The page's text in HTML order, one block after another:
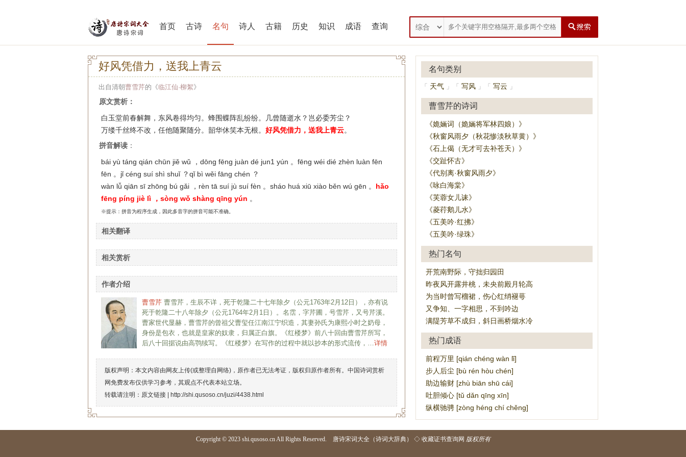
首页 古诗 名句 诗人 古籍 历史 知识 成语 查询
好风凭借力，送我上青云
出自清朝曹雪芹的《临江仙·柳絮》
原文赏析：
白玉堂前春解舞，东风卷得均匀。蜂围蝶阵乱纷纷。几曾随逝水？岂必委芳尘？
万缕千丝终不改，任他随聚随分。韶华休笑本无根。 好风凭借力，送我上青云。
拼音解读 ：
bái yù táng qián chūn jiě wǔ ，dōng fēng juàn dé jun1 yún 。fēng wéi dié zhèn luàn fēn
fēn 。jǐ céng suí shì shuǐ ？qǐ bì wěi fāng chén ？
wàn lǚ qiān sī zhōng bú gǎi ，rèn tā suí jù suí fèn 。sháo huá xiū xiào běn wú gēn 。 hǎo
fēng píng jiè lì ，sòng wǒ shàng qīng yún 。
※提示：拼音为程序生成，因此多音字的拼音可能不准确。
相关翻译
相关赏析
作者介绍
曹雪芹 曹雪芹，生辰不详，死于乾隆二十七年除夕（公元1763年2月12日），亦有说
死于乾隆二十八年除夕（公元1764年2月1日）。名霑，字芹圃，号雪芹，又号芹溪。
曹家世代显赫，曹雪芹的曾祖父曹玺任江南江宁织造，其妻孙氏为康熙小时之奶母，
身份是包衣，也就是皇家的奴隶，归属正白旗。《红楼梦》前八十回由曹雪芹所写，
后八十回据说由高鹗续写。《红楼梦》在写作的过程中就以抄本的形式流传，…详情
版权声明：本文内容由网友上传(或整理自网络)，原作者已无法考证，版权归原作者所有。中国诗词赏析
网免费发布仅供学习参考，其观点不代表本站立场。
转载请注明：原文链接 |
http://shi.qusoso.cn/juzi/4438.html
名句类别
「 天气 」 「 写风 」 「 写云 」
曹雪芹的诗词
《姽婳词（姽婳将军林四娘）》
《秋窗风雨夕（秋花惨淡秋草黄）》
《石上偈（无才可去补苍天）》
《交趾怀古》
《代别离·秋窗风雨夕》
《咏白海棠》
《芙蓉女儿诔》
《菱荇鹅儿水》
《五美吟·红拂》
《五美吟·绿珠》
热门名句
开荒南野际，守拙归园田
昨夜风开露井桃，未央前殿月轮高
为当时曾写榴裙，伤心红绡褪萼
又争知、一字相思，不到吟边
满隄芳草不成归，斜日画桥烟水冷
热门成语
前程万里 [qián chéng wàn lǐ]
步人后尘 [bù rén hòu chén]
助边输财 [zhù biān shū cái]
吐胆倾心 [tǔ dǎn qīng xīn]
纵横驰骋 [zòng héng chí chěng]
Copyright © 2023 shi.qusoso.cn All Rights Reserved. 唐诗宋词大全（诗词大辞典） ◇ 收藏证书查询网 版权所有